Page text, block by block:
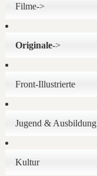
Filme->
Originale->
Front-Illustrierte
Jugend & Ausbildung
Kultur